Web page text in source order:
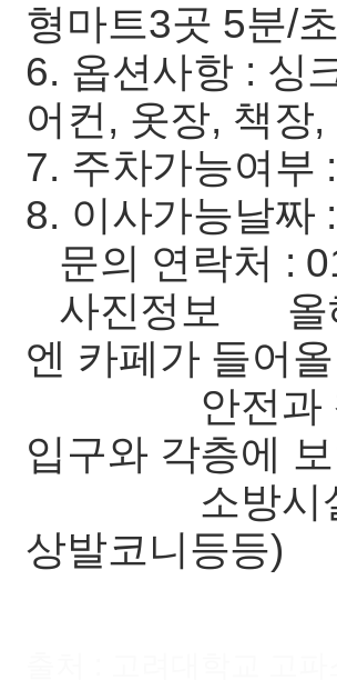
형마트3곳 5분/
6. 옵션사항 : 싱
어컨, 옷장, 책장
7. 주차가능여부
8. 이사가능날짜
문의 연락처 :
사진정보 올해
엔 카페가 들어
안전과 청결
입구와 각층에
소방시설검
상발코니등등)